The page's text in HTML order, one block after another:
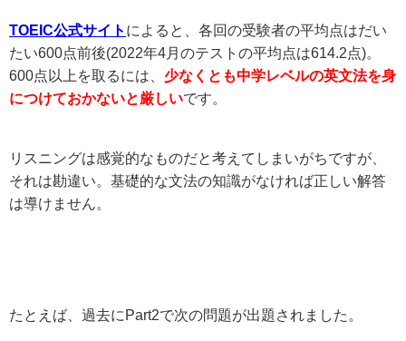
TOEIC公式サイト によると、各回の受験者の平均点はだい
たい600点前後(2022年4月のテストの平均点は614.2点)。
600点以上を取るには、 少なくとも中学レベルの英文法を身
につけておかないと厳しいです。
リスニングは感覚的なものだと考えてしまいがちですが、
それは勘違い。基礎的な文法の知識がなければ正しい解答
は導けません。
たとえば、過去にPart2で次の問題が出題されました。